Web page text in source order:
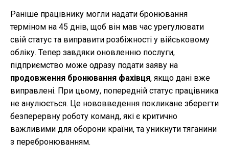
Раніше працівнику могли надати бронювання
терміном на 45 днів, щоб він мав час урегулювати
свій статус та виправити розбіжності у військовому
обліку. Тепер завдяки оновленню послуги,
підприємство може одразу подати заяву на
продовження бронювання фахівця, якщо дані вже
виправлені. При цьому, попередній статус працівника
не анулюється. Це нововведення покликане зберегти
безперервну роботу команд, які є критично
важливими для оборони країни, та уникнути тяганини
з перебронюванням.